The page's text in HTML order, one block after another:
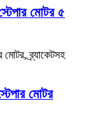
মোটর ৫
মোটর